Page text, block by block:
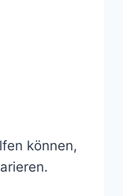
können,